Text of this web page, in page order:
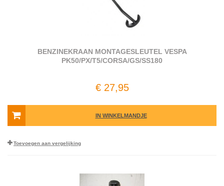
BENZINEKRAAN MONTAGESLEUTEL VESPA
PK50/PX/T5/CORSA/GS/SS180
€ 27,95
IN WINKELMANDJE
Toevoegen aan vergelijking